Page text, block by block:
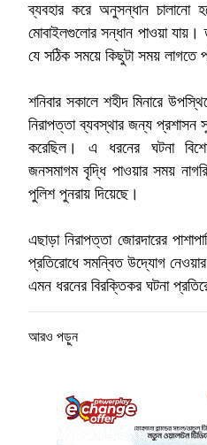
ব্যবহার করে অনুসন্ধান চালানো
মোবাইলগুলোর সন্ধান পাওয়া যায়।
যে সঠিক সময়ে কিছুটা সময় লাগতে
শনিবার সকালে শহীদ মিনারে
নিরাপত্তা ব্যবস্থার জন্য প্রশাসন
করেছিল। এ ধরনের ঘটনা
জনসমাগম বৃদ্ধি পাওয়ার সময়
পুলিশ পুনরায় দিয়েছে।
এছাড়া নিরাপত্তা জোরদারের
প্রতিরোধে সমন্বিত উদ্যোগ নেওয়ার
এমন ধরনের বিরক্তিকর ঘটনা
আরও পড়ুন